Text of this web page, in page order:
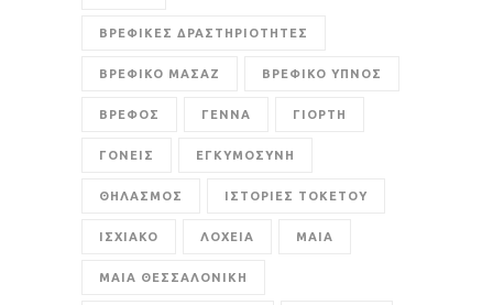
ΒΡΕΦΙΚΕΣ ΔΡΑΣΤΗΡΙΟΤΗΤΕΣ
ΒΡΕΦΙΚΟ ΜΑΣΑΖ ΒΡΕΦΙΚΟ ΥΠΝΟΣ
ΒΡΕΦΟΣ ΓΕΝΝΑ ΓΙΟΡΤΗ
ΓΟΝΕΙΣ ΕΓΚΥΜΟΣΥΝΗ
ΘΗΛΑΣΜΟΣ ΙΣΤΟΡΙΕΣ ΤΟΚΕΤΟΥ
ΙΣΧΙΑΚΟ ΛΟΧΕΙΑ ΜΑΙΑ
ΜΑΙΑ ΘΕΣΣΑΛΟΝΙΚΗ